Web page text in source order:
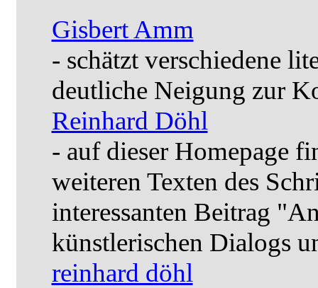
Gisbert Amm
- schätzt verschiedene
deutliche Neigung zur
Reinhard Döhl
- auf dieser Homepage
weiteren Texten des
interessanten Beitrag
künstlerischen Dialogs
reinhard döhl